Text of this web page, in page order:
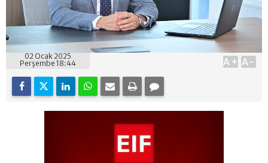
02 Ocak 2025
Perşembe 18:44
A+ A-